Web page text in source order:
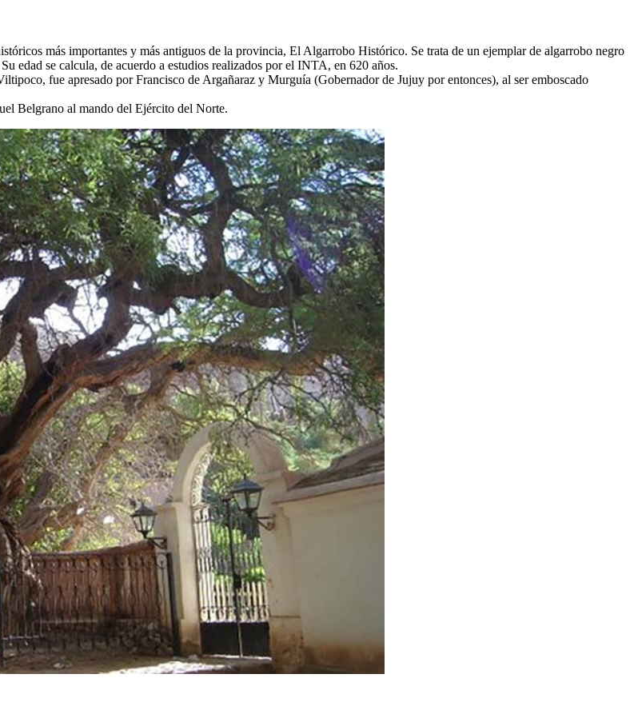
más importantes y más antiguos de la provincia, El Algarrobo Histórico. Se trata de un ejemplar de algarrobo negro
edad se calcula, de acuerdo a estudios realizados por el INTA, en 620 años.
fue apresado por Francisco de Argañaraz y Murguía (Gobernador de Jujuy por entonces), al ser emboscado
Belgrano al mando del Ejército del Norte.